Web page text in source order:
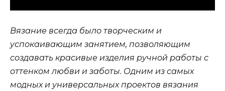
Вязание всегда было творческим и
успокаивающим занятием, позволяющим
создавать красивые изделия ручной работы с
оттенком любви и заботы. Одним из самых
модных и универсальных проектов вязания